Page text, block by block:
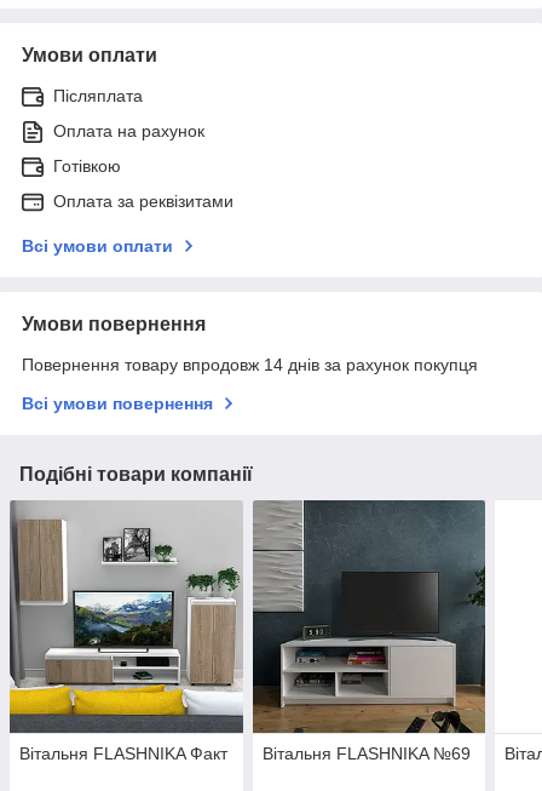
Умови оплати
Післяплата
Оплата на рахунок
Готівкою
Оплата за реквізитами
Всі умови оплати
Умови повернення
Повернення товару впродовж 14 днів за рахунок покупця
Всі умови повернення
Подібні товари компанії
Вітальня FLASHNIKA Факт Вітальня FLASHNIKA №69